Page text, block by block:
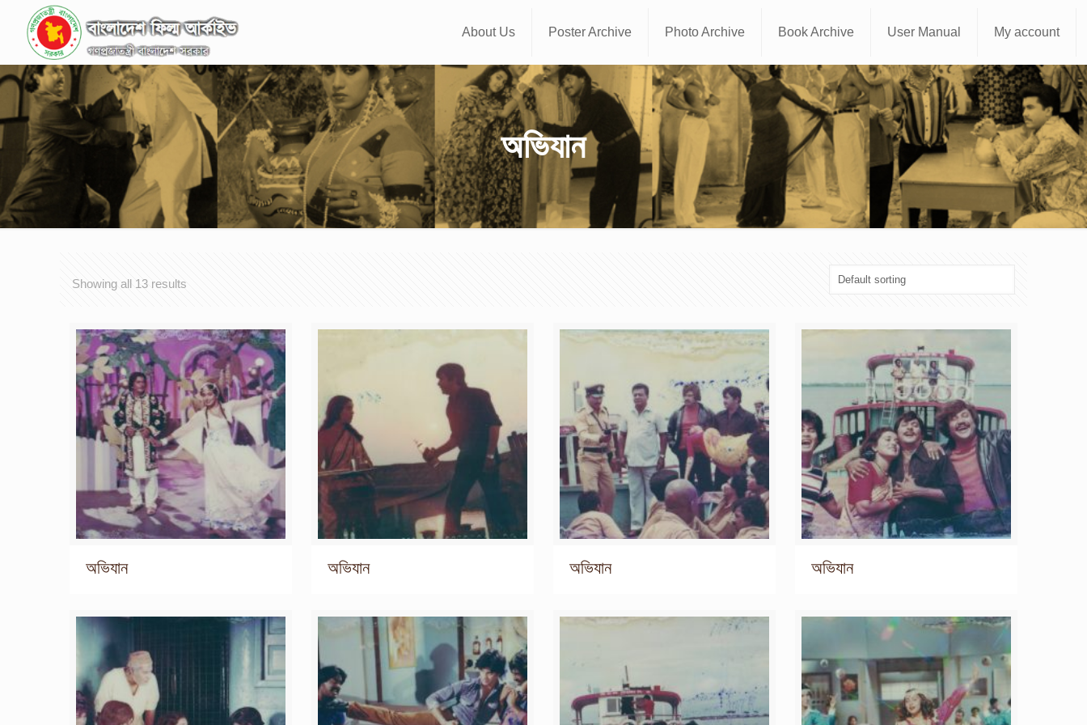
About Us Poster Archive Photo Archive Book Archive User Manual My account
অভিযান
Showing all 13 results
অভিযান অভিযান অভিযান অভিযান